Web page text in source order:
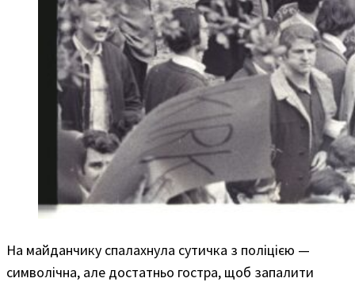
На майданчику спалахнула сутичка з поліцією —
символічна, але достатньо гостра, щоб запалити